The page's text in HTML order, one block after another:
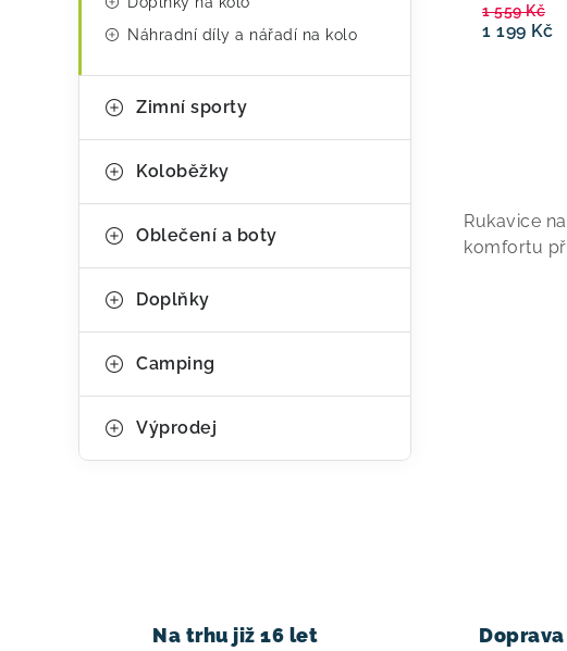
Náhradní díly a nářadí na kolo
Zimní sporty
Koloběžky
Oblečení a boty
Doplňky
Camping
Výprodej
1 199 Kč
1 559 Kč
v
l
Rukavice
komfortu
Na trhu již 16 let Doprava